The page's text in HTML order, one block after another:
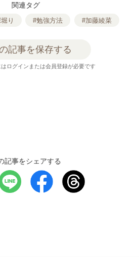
関連タグ
り #勉強方法 #加藤綾菜
記事を保存する
ログインまたは会員登録が必要です
記事をシェアする